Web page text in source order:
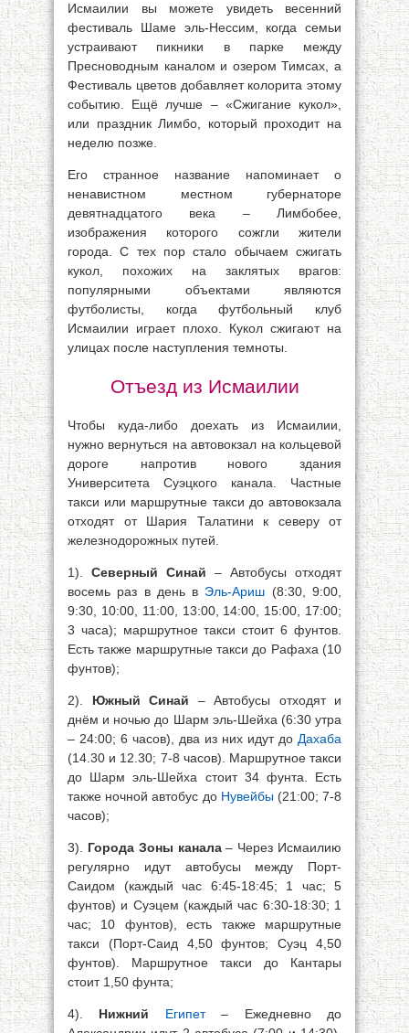
Исмаилии вы можете увидеть весенний
фестиваль Шаме эль-Нессим, когда семьи
устраивают пикники в парке между
Пресноводным каналом и озером Тимсах, а
Фестиваль цветов добавляет колорита этому
событию. Ещё лучше – «Сжигание кукол»,
или праздник Лимбо, который проходит на
неделю позже.
Его странное название напоминает о
ненавистном местном губернаторе
девятнадцатого века – Лимбобее,
изображения которого сожгли жители
города. С тех пор стало обычаем сжигать
кукол, похожих на заклятых врагов:
популярными объектами являются
футболисты, когда футбольный клуб
Исмаилии играет плохо. Кукол сжигают на
улицах после наступления темноты.
Отъезд из Исмаилии
Чтобы куда-либо доехать из Исмаилии,
нужно вернуться на автовокзал на кольцевой
дороге напротив нового здания
Университета Суэцкого канала. Частные
такси или маршрутные такси до автовокзала
отходят от Шария Талатини к северу от
железнодорожных путей.
1). Северный Синай – Автобусы отходят
восемь раз в день в Эль-Ариш (8:30, 9:00,
9:30, 10:00, 11:00, 13:00, 14:00, 15:00, 17:00;
3 часа); маршрутное такси стоит 6 фунтов.
Есть также маршрутные такси до Рафаха (10
фунтов);
2). Южный Синай – Автобусы отходят и
днём и ночью до Шарм эль-Шейха (6:30 утра
– 24:00; 6 часов), два из них идут до Дахаба
(14.30 и 12.30; 7-8 часов). Маршрутное такси
до Шарм эль-Шейха стоит 34 фунта. Есть
также ночной автобус до Нувейбы(21:00; 7-8
часов);
3). Города Зоны канала– Через Исмаилию
регулярно идут автобусы между Порт-
Саидом (каждый час 6:45-18:45; 1 час; 5
фунтов) и Суэцем (каждый час 6:30-18:30; 1
час; 10 фунтов), есть также маршрутные
такси (Порт-Саид 4,50 фунтов; Суэц 4,50
фунтов). Маршрутное такси до Кантары
стоит 1,50 фунта;
4). Нижний Египет– Ежедневно до